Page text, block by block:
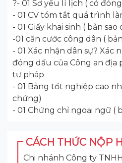
?- 01 Sơ yếu lí lịch ( có
- 01 CV tóm tắt quá trình
- 01 Giấy khai sinh ( bản
-01 căn cước công dân (
- 01 Xác nhận dân sự? Xác
đóng dấu của Công an địa
tư pháp
- 01 Bằng tốt nghiệp cao
chứng)
- 01 Chứng chỉ ngoại ngữ (
CÁCH THỨC NỘP
Chi nhánh Công ty